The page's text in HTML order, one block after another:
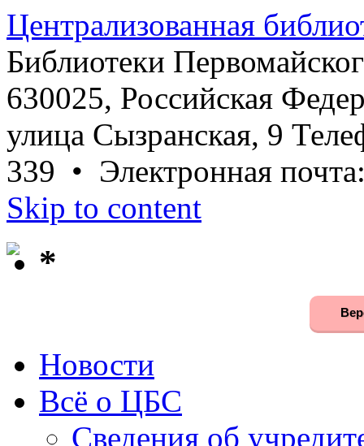
Централизованная
Библиотеки
630025, Российская
улица Сызранская, 9
339 • Электронная
Skip to content
*
Новости
Всё о ЦБС
Сведения об